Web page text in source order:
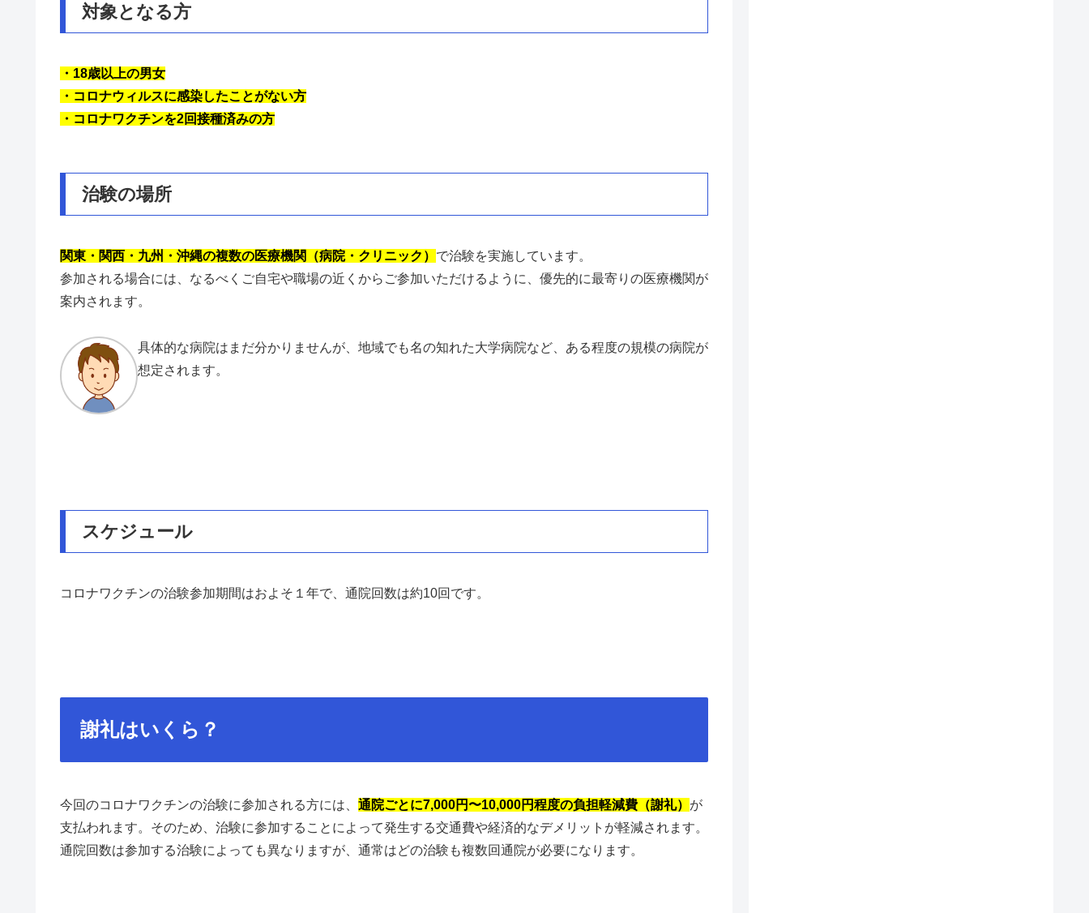
対象となる方
・18歳以上の男女
・コロナウィルスに感染したことがない方
・コロナワクチンを2回接種済みの方
治験の場所
関東・関西・九州・沖縄の複数の医療機関（病院・クリニック） で治験を実施しています。
参加される場合には、なるべくご自宅や職場の近くからご参加いただけるように、優先的に最寄りの医療機関が
案内されます。
具体的な病院はまだ分かりませんが、地域でも名の知れた大学病院など、ある程度の規模の病院が
想定されます。
スケジュール
コロナワクチンの治験参加期間はおよそ１年で、通院回数は約10回です。
謝礼はいくら？
今回のコロナワクチンの治験に参加される方には、 通院ごとに7,000円〜10,000円程度の負担軽減費（謝礼） が
支払われます。そのため、治験に参加することによって発生する交通費や経済的なデメリットが軽減されます。
通院回数は参加する治験によっても異なりますが、通常はどの治験も複数回通院が必要になります。